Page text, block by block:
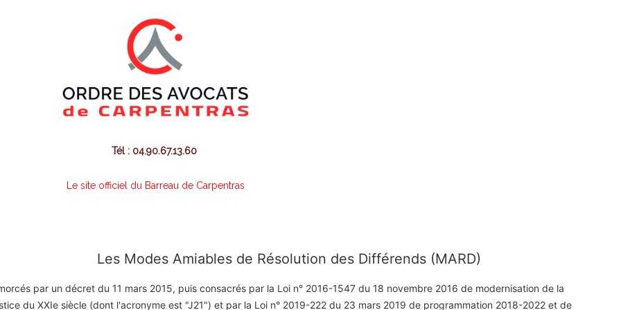
Tél : 04.90.67.13.60
Le site officiel du Barreau de Carpentras
Les Modes Amiables de Résolution des Différends (MARD)
par un décret du 11 mars 2015, puis consacrés par la Loi n° 2016-1547 du 18 novembre 2016 de modernisation de la
du XXIe siècle (dont l'acronyme est "J21") et par la Loi n° 2019-222 du 23 mars 2019 de programmation 2018-2022 et de